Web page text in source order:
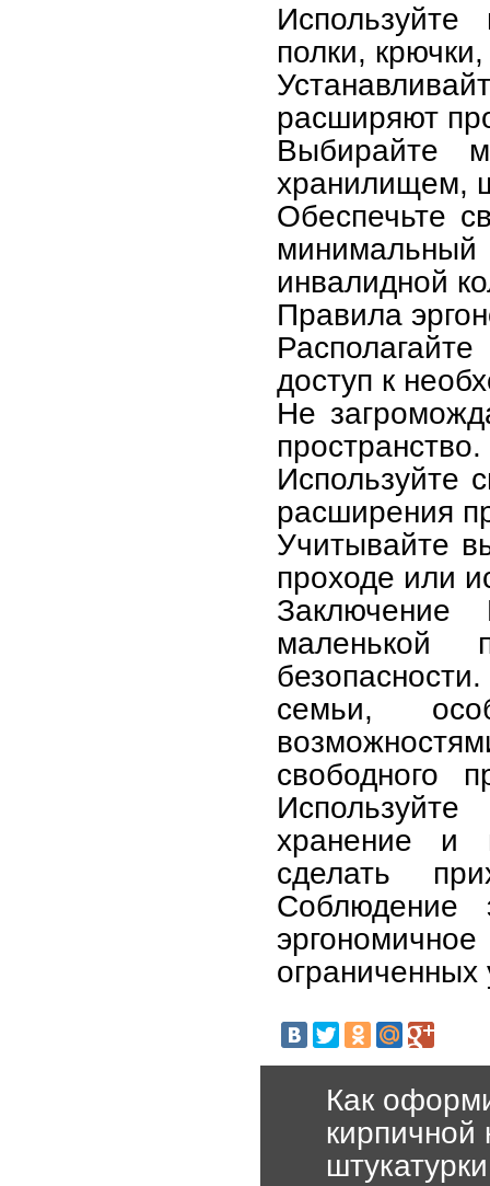
Используйте
полки,
расширяют
Выбирайте
хранилищем,
Обеспечьте
минимальный
инвалидной
Правила
доступ к
Не
пространство.
Используйте
расширения
Учитывайте
проходе или
семьи,
свободного
хранение и
сделать
Соблюдение
ограниченных
Как